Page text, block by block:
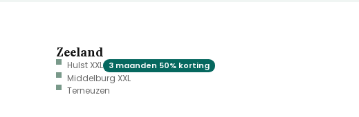
Zeeland
Hulst XXL 3 maanden 50% korting
Middelburg XXL
Terneuzen